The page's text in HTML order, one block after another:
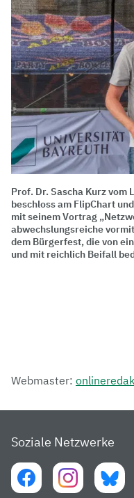
Prof. Dr. Sascha Kurz
beschloss am FlipChart
mit seinem Vortrag
abwechslungsreiche
dem Bürgerfest, die von
und mit reichlich Beifall
Webmaster:
Soziale Netzwerke